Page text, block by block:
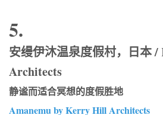
5.
安缦伊沐温泉度假村，日本
Architects
静谧而适合冥想的度假胜地
Amanemu by Kerry Hill Architects